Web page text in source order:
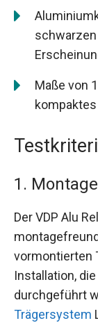
Maße von
1.
Der VDP Alu
vormontierten
Installation,
durchgeführt
Trägersystem